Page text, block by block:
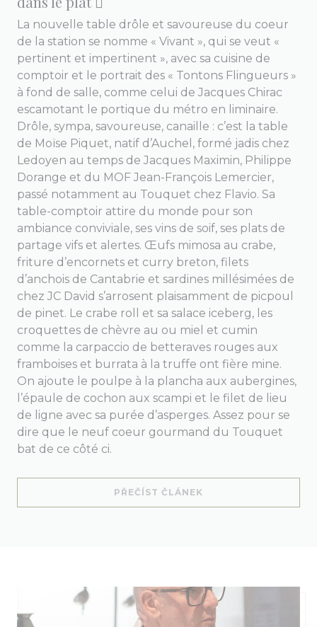
La nouvelle table drôle et savoureuse du coeur
de la station se nomme « Vivant », qui se veut «
pertinent et impertinent », avec sa cuisine de
comptoir et le portrait des « Tontons Flingueurs »
à fond de salle, comme celui de Jacques Chirac
escamotant le portique du métro en liminaire.
Drôle, sympa, savoureuse, canaille : c’est la table
de Moïse Piquet, natif d’Auchel, formé jadis chez
Ledoyen au temps de Jacques Maximin, Philippe
Dorange et du MOF Jean-François Lemercier,
passé notamment au Touquet chez Flavio. Sa
table-comptoir attire du monde pour son
ambiance conviviale, ses vins de soif, ses plats de
partage vifs et alertes. Œufs mimosa au crabe,
friture d’encornets et curry breton, filets
d’anchois de Cantabrie et sardines millésimées de
chez JC David s’arrosent plaisamment de picpoul
de pinet. Le crabe roll et sa salace iceberg, les
croquettes de chèvre au ou miel et cumin
comme la carpaccio de betteraves rouges aux
framboises et burrata à la truffe ont fière mine.
On ajoute le poulpe à la plancha aux aubergines,
l’épaule de cochon aux scampi et le filet de lieu
de ligne avec sa purée d’asperges. Assez pour se
dire que le neuf coeur gourmand du Touquet
bat de ce côté ci.
PŘEČÍST ČLÁNEK